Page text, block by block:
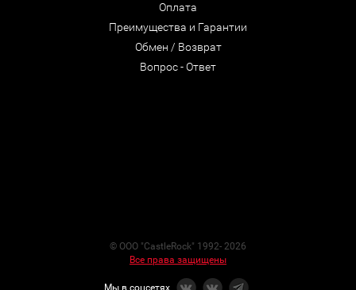
Оплата
Преимущества и Гарантии
Обмен / Возврат
Вопрос - Ответ
© ООО "CastleRock" 1992- 2026
Все права защищены
Мы в соцсетях